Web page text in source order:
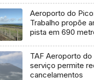
Aeroporto do
Trabalho propõe
pista em 690
TAF Aeroporto
serviço permite
cancelamentos